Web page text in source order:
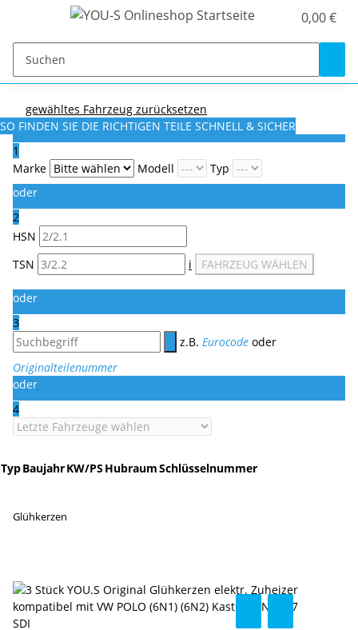
0,00 €
gewähltes Fahrzeug zurücksetzen
SO FINDEN SIE DIE RICHTIGEN TEILE SCHNELL & SICHER
1
Marke
Modell
Typ
oder
2
HSN
TSN
i FAHRZEUG WÄHLEN
oder
3
z.B. Eurocode oder
Originalteilenummer
oder
4
TypBaujahrKW/PS HubraumSchlüsselnummer
Glühkerzen